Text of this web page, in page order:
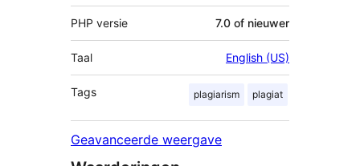
PHP versie 7.0 of nieuwer
Taal English (US)
Tags plagiarism plagiat
Geavanceerde weergave